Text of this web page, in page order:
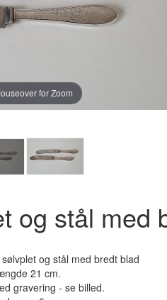
for Zoom
og stål med
og stål med bredt blad
21 cm.
gravering - se billed.